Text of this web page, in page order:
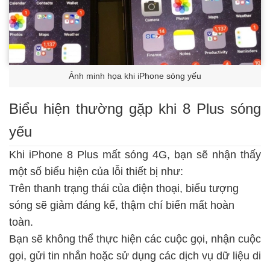
Ảnh minh họa khi iPhone sóng yếu
Biểu hiện thường gặp khi 8 Plus sóng
yếu
Khi iPhone 8 Plus mất sóng 4G, bạn sẽ nhận thấy
một số biểu hiện của lỗi thiết bị như:
Trên thanh trạng thái của điện thoại, biểu tượng
sóng sẽ giảm đáng kể, thậm chí biến mất hoàn
toàn.
Bạn sẽ không thể thực hiện các cuộc gọi, nhận cuộc
gọi, gửi tin nhắn hoặc sử dụng các dịch vụ dữ liệu di